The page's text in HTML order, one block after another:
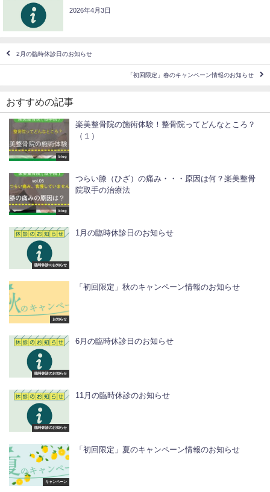
2026年4月3日
2月の臨時休診日のお知らせ
「初回限定」春のキャンペーン情報のお知らせ
おすすめの記事
blog
楽美整骨院の施術体験！整骨院ってどんなところ？
（１）
blog
つらい膝（ひざ）の痛み・・・原因は何？楽美整骨
院取手の治療法
臨時休診のお知らせ
1月の臨時休診日のお知らせ
お知らせ
「初回限定」秋のキャンペーン情報のお知らせ
臨時休診のお知らせ
6月の臨時休診日のお知らせ
臨時休診のお知らせ
11月の臨時休診のお知らせ
キャンペーン
「初回限定」夏のキャンペーン情報のお知らせ